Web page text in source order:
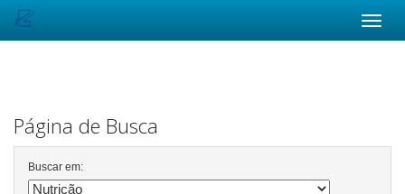
Página de Busca
Buscar em: